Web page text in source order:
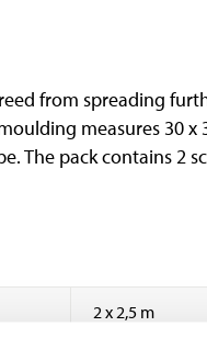
from spreading
measures 30
The pack contains 2
2 x 2,5 m